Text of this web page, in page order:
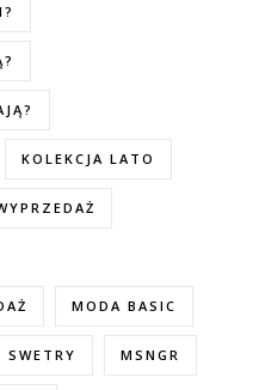
KOLEKCJA LATO
MODA BASIC
MSNGR